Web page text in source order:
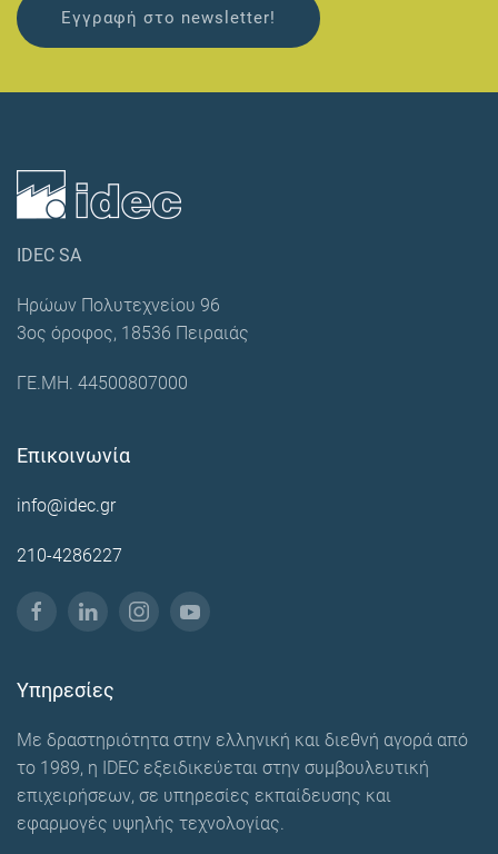
Εγγραφή στο newsletter!
IDEC SA
Ηρώων Πολυτεχνείου 96
3ος όροφος, 18536 Πειραιάς
ΓΕ.ΜΗ. 44500807000
Επικοινωνία
info@idec.gr
210-4286227
Υπηρεσίες
Με δραστηριότητα στην ελληνική και διεθνή αγορά από
το 1989, η IDEC εξειδικεύεται στην συμβουλευτική
επιχειρήσεων, σε υπηρεσίες εκπαίδευσης και
εφαρμογές υψηλής τεχνολογίας.